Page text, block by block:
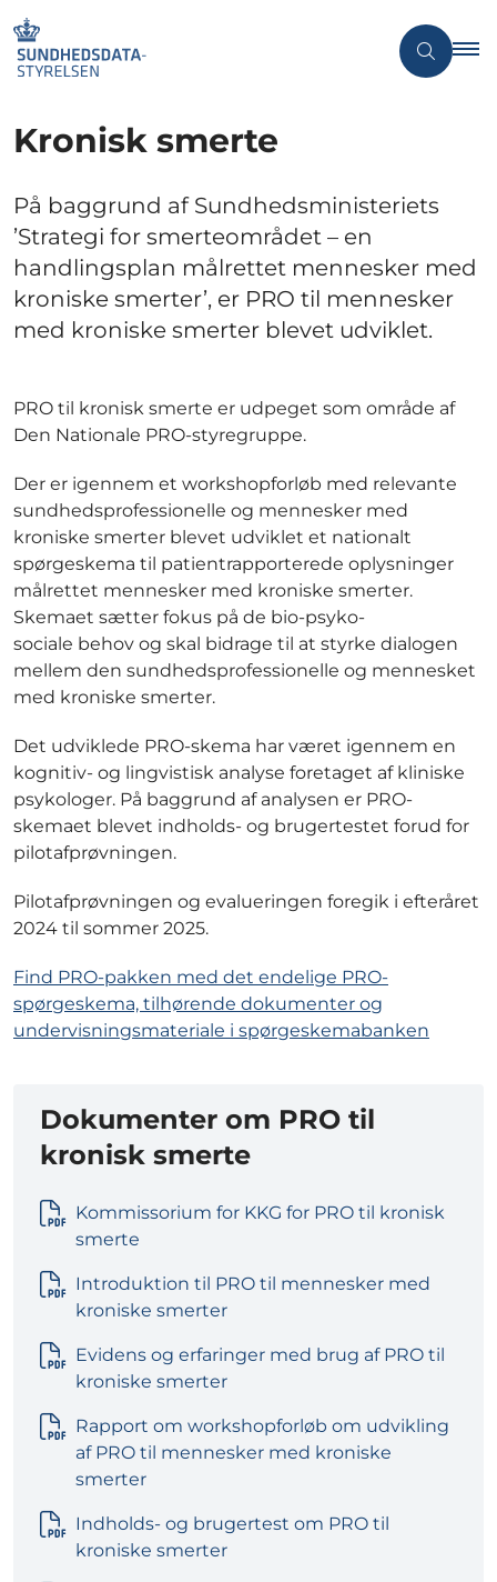
Kronisk smerte
På baggrund af Sundhedsministeriets
’Strategi for smerteområdet – en
handlingsplan målrettet mennesker med
kroniske smerter’, er PRO til mennesker
med kroniske smerter blevet udviklet.
PRO til kronisk smerte er udpeget som område af
Den Nationale PRO-styregruppe.
Der er igennem et workshopforløb med relevante
sundhedsprofessionelle og mennesker med
kroniske smerter blevet udviklet et nationalt
spørgeskema til patientrapporterede oplysninger
målrettet mennesker med kroniske smerter.
Skemaet sætter fokus på de bio-psyko-
sociale behov og skal bidrage til at styrke dialogen
mellem den sundhedsprofessionelle og mennesket
med kroniske smerter.
Det udviklede PRO-skema har været igennem en
kognitiv- og lingvistisk analyse foretaget af kliniske
psykologer. På baggrund af analysen er PRO-
skemaet blevet indholds- og brugertestet forud for
pilotafprøvningen.
Pilotafprøvningen og evalueringen foregik i efteråret
2024 til sommer 2025.
Find PRO-pakken med det endelige PRO-
spørgeskema, tilhørende dokumenter og
undervisningsmateriale i spørgeskemabanken
Dokumenter om PRO til
kronisk smerte
Kommissorium for KKG for PRO til kronisk
smerte
Introduktion til PRO til mennesker med
kroniske smerter
Evidens og erfaringer med brug af PRO til
kroniske smerter
Rapport om workshopforløb om udvikling
af PRO til mennesker med kroniske
smerter
Indholds- og brugertest om PRO til
kroniske smerter